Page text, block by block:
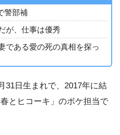
警部補
が、仕事は優秀
である愛の死の真相を探っ
31日生まれで、2017年に結
とヒコーキ」のボケ担当で